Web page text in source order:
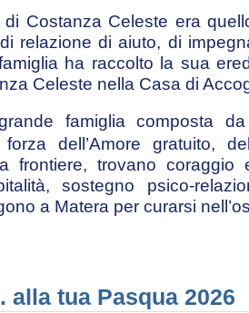
Costanza Celeste era
relazione di aiuto, di
ha raccolto la sua
Celeste nella Casa di
famiglia composta
forza dell’Amore gratuito,
frontiere, trovano
sostegno psico-
a Matera per curarsi
alla tua Pasqua 2026